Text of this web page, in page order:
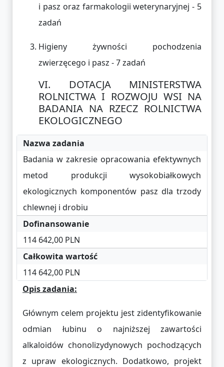
i pasz oraz farmakologii weterynaryjnej - 5
zadań
Higieny żywności pochodzenia
zwierzęcego i pasz - 7 zadań
DOTACJA MINISTERSTWA
ROLNICTWA I ROZWOJU WSI NA
BADANIA NA RZECZ ROLNICTWA
EKOLOGICZNEGO
Nazwa zadania
Badania w zakresie opracowania efektywnych
metod produkcji wysokobiałkowych
ekologicznych komponentów pasz dla trzody
chlewnej i drobiu
Dofinansowanie
114 642,00 PLN
Całkowita wartość
114 642,00 PLN
Opis zadania:
Głównym celem projektu jest zidentyfikowanie
odmian łubinu o najniższej zawartości
alkaloidów chonolizydynowych pochodzących
z upraw ekologicznych. Dodatkowo, projekt